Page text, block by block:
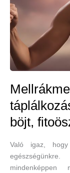
böjt,
Való igaz,
mindenképpen